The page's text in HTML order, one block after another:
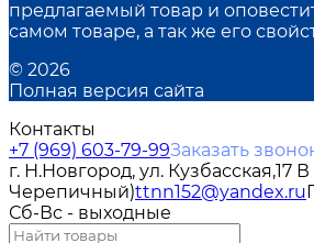
предлагаемый товар и
самом товаре, а так же его
© 2026
Полная версия сайта
Контакты
+7 (969) 603-79-99Заказать
г. Н.Новгород, ул. Кузбасская,17
Черепичный)ttnn152@yandex.ru
Сб-Вс - выходные